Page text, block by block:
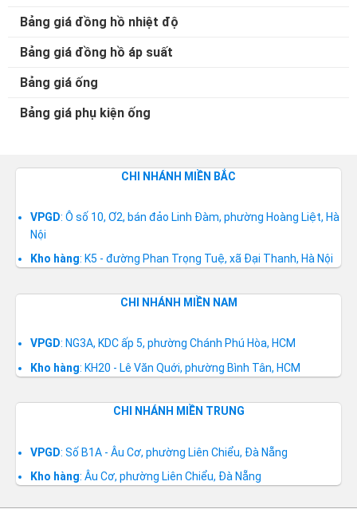
Bảng giá đồng hồ nhiệt độ
Bảng giá đồng hồ áp suất
Bảng giá ống
Bảng giá phụ kiện ống
CHI NHÁNH MIỀN BẮC
VPGD: Ô số 10, Ơ2, bán đảo Linh Đàm, phường Hoàng Liệt, Hà
Nội
Kho hàng: K5 - đường Phan Trọng Tuệ, xã Đại Thanh, Hà Nội
CHI NHÁNH MIỀN NAM
VPGD: NG3A, KDC ấp 5, phường Chánh Phú Hòa, HCM
Kho hàng: KH20 - Lê Văn Quới, phường Bình Tân, HCM
CHI NHÁNH MIỀN TRUNG
VPGD: Số B1A - Âu Cơ, phường Liên Chiểu, Đà Nẵng
Kho hàng: Âu Cơ, phường Liên Chiểu, Đà Nẵng